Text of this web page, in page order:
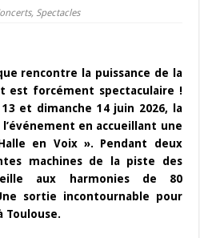
, Spectacles
rencontre la puissance de la
est forcément spectaculaire !
et dimanche 14 juin 2026, la
l’événement en accueillant une
en Voix ». Pendant deux
machines de la piste des
aux harmonies de 80
sortie incontournable pour
Toulouse.